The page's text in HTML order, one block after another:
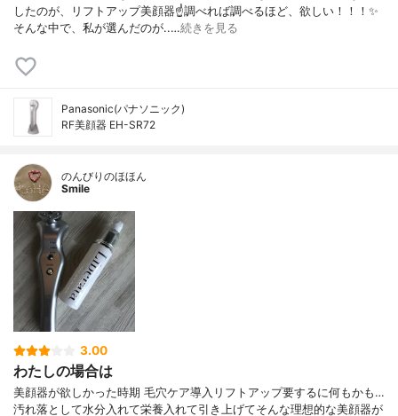
したのが、リフトアップ美顔器☝️調べれば調べるほど、欲しい！！！✨
そんな中で、私が選んだのが..…続きを見る
Panasonic(パナソニック)
RF美顔器 EH-SR72
のんびりのほほん
Smile
3.00
わたしの場合は
美顔器が欲しかった時期 毛穴ケア導入リフトアップ要するに何もかも…
汚れ落として水分入れて栄養入れて引き上げてそんな理想的な美顔器が